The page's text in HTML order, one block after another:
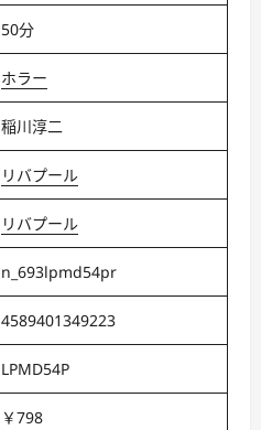
50分
ホラー
稲川淳二
リバプール
リバプール
n_693lpmd54pr
4589401349223
LPMD54P
￥798